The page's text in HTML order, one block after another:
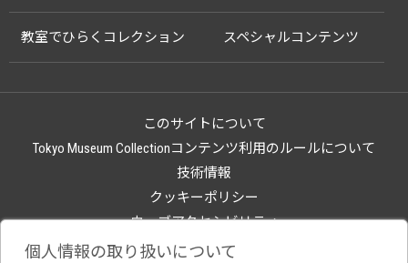
教室でひらくコレクション スペシャルコンテンツ
このサイトについて
Tokyo Museum Collectionコンテンツ利用のルールについて
技術情報
クッキーポリシー
ウェブアクセシビリティ
関連サイト
個人情報の取り扱いについて